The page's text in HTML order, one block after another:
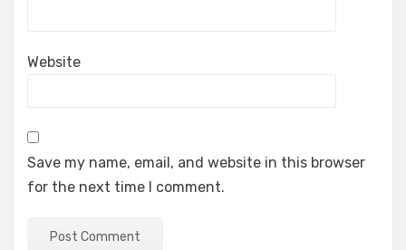
Website
Save my name, email, and website in this browser
for the next time I comment.